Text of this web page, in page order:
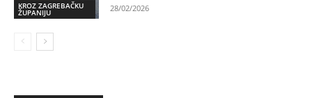
KROZ ZAGREBAČKU
ŽUPANIJU 28/02/2026